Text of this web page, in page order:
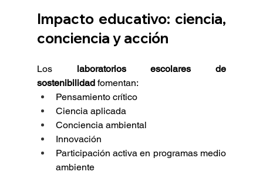
Impacto educativo: ciencia,
conciencia y acción
Los laboratorios escolares de
sostenibilidad fomentan:
Pensamiento crítico
Ciencia aplicada
Conciencia ambiental
Innovación
Participación activa en programas medio
ambiente